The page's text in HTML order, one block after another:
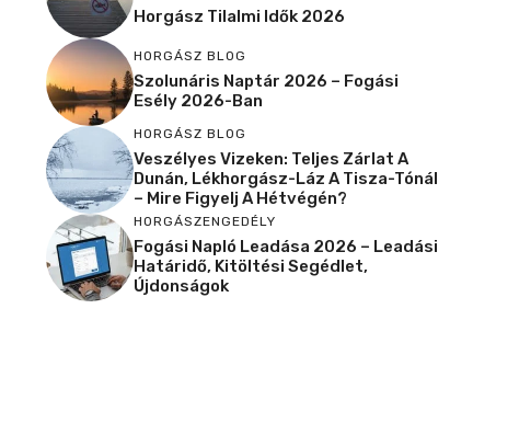
Horgász Tilalmi Idők 2026
HORGÁSZ BLOG
Szolunáris Naptár 2026 – Fogási
Esély 2026-Ban
HORGÁSZ BLOG
Veszélyes Vizeken: Teljes Zárlat A
Dunán, Lékhorgász-Láz A Tisza-Tónál
– Mire Figyelj A Hétvégén?
HORGÁSZENGEDÉLY
Fogási Napló Leadása 2026 – Leadási
Határidő, Kitöltési Segédlet,
Újdonságok